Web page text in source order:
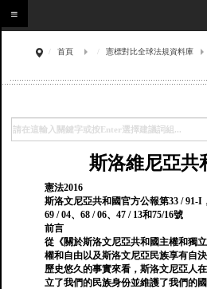
首頁 憲標對比全球法規資料庫
斯洛維尼亞共
憲法2016
斯洛文尼亞共和國官方公報第33 / 91-I
69 / 04、68 / 06、47 / 13和75/16號
前言
從《關於斯洛文尼亞共和國主權和獨
權和自由以及斯洛文尼亞民族享有自
歷史悠久的事實來看，斯洛文尼亞人
立了我們的民族身份並維護了我們的